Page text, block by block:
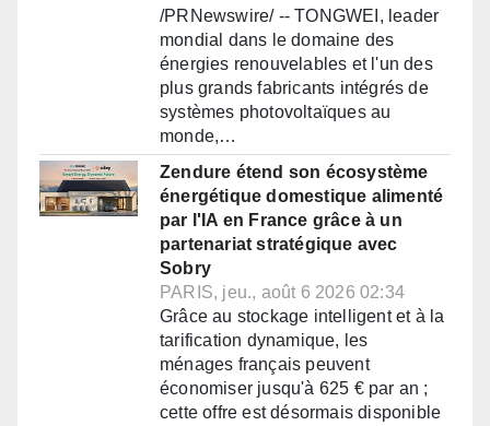
/PRNewswire/ -- TONGWEI, leader
mondial dans le domaine des
énergies renouvelables et l'un des
plus grands fabricants intégrés de
systèmes photovoltaïques au
monde,…
Zendure étend son écosystème
énergétique domestique alimenté
par l'IA en France grâce à un
partenariat stratégique avec
Sobry
PARIS, jeu., août 6 2026 02:34
Grâce au stockage intelligent et à la
tarification dynamique, les
ménages français peuvent
économiser jusqu'à 625 € par an ;
cette offre est désormais disponible